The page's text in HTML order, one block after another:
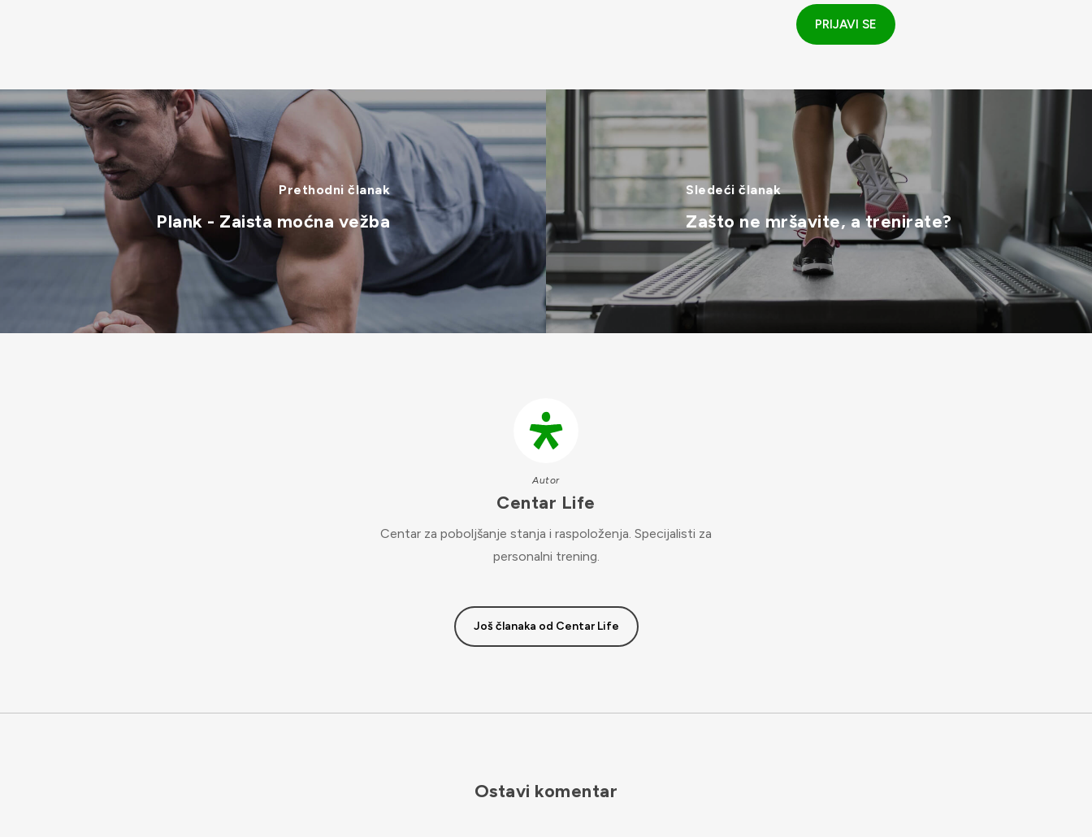
Prethodni članak
Plank - Zaista moćna vežba
Sledeći članak
Zašto ne mršavite, a trenirate?
Autor
Centar Life
Centar za poboljšanje stanja i raspoloženja. Specijalisti za
personalni trening.
Još članaka od Centar Life
Ostavi komentar